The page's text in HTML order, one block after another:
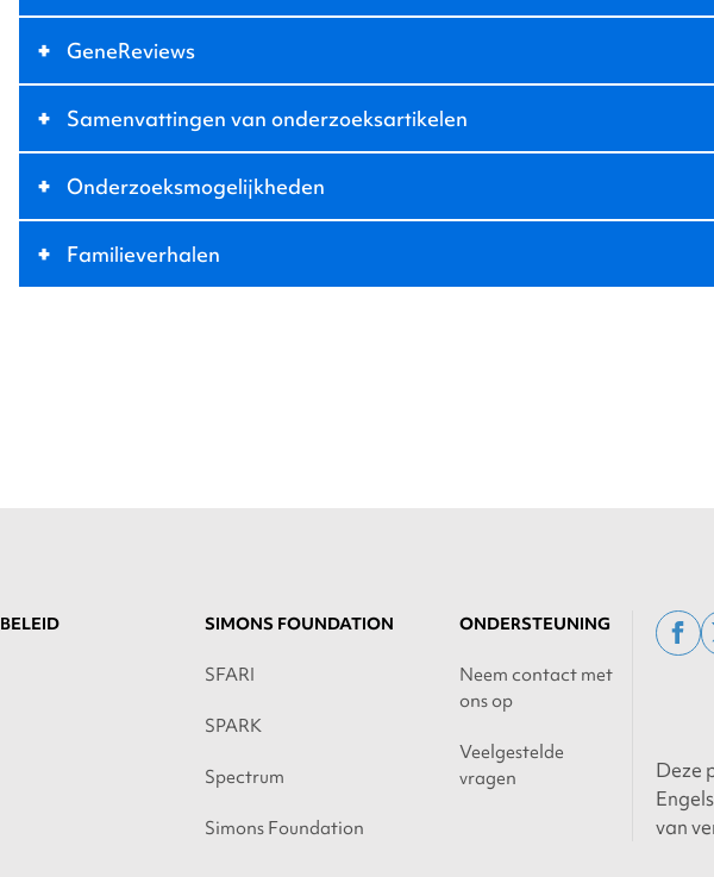
+ GeneReviews
+ Samenvattingen van onderzoeksartikelen
+ Onderzoeksmogelijkheden
+ Familieverhalen
BELEID SIMONS FOUNDATION
SFARI
SPARK
Spectrum
Simons Foundation
ONDERSTEUNING
Neem contact met
ons op
Veelgestelde
vragen
Deze
van